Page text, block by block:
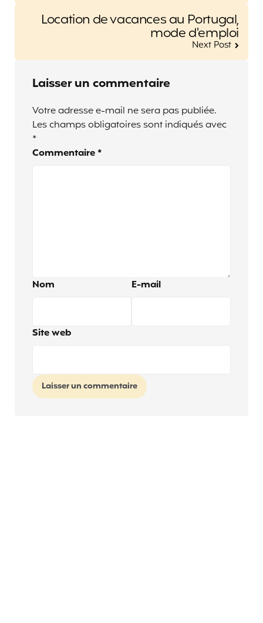
Location de vacances au Portugal,
mode d'emploi
Next Post
Laisser un commentaire
Votre adresse e-mail ne sera pas publiée.
Les champs obligatoires sont indiqués avec
*
Commentaire *
Nom E-mail
Site web